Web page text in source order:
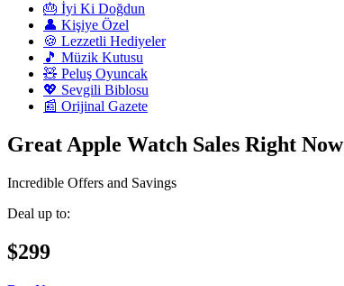
🎂 İyi Ki Doğdun
👤 Kişiye Özel
🍪 Lezzetli Hediyeler
🎵 Müzik Kutusu
🧸 Peluş Oyuncak
💖 Sevgili Biblosu
📰 Orijinal Gazete
Great Apple Watch Sales Right Now
Incredible Offers and Savings
Deal up to:
$299